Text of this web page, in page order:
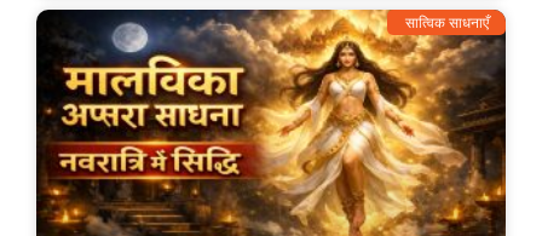
सात्विक साधनाएँ